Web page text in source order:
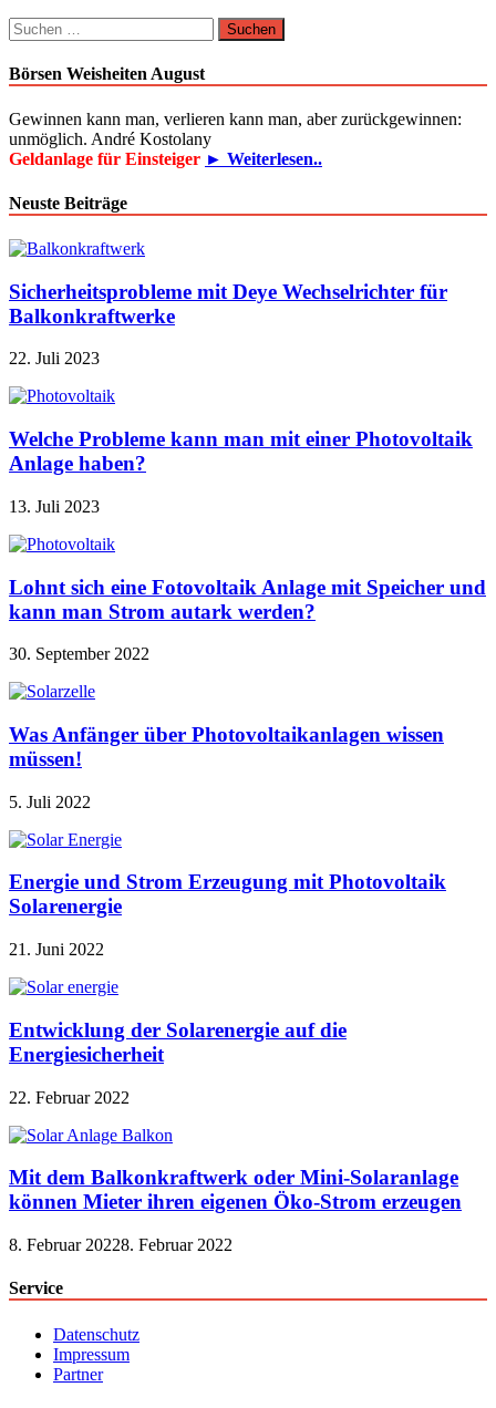
Suchen
nach:
Börsen Weisheiten August
Gewinnen kann man, verlieren kann man, aber zurückgewinnen:
unmöglich. André Kostolany
Geldanlage für Einsteiger ► Weiterlesen..
Neuste Beiträge
Sicherheitsprobleme mit Deye Wechselrichter für
Balkonkraftwerke
22. Juli 2023
Welche Probleme kann man mit einer Photovoltaik
Anlage haben?
13. Juli 2023
Lohnt sich eine Fotovoltaik Anlage mit Speicher und
kann man Strom autark werden?
30. September 2022
Was Anfänger über Photovoltaikanlagen wissen
müssen!
5. Juli 2022
Energie und Strom Erzeugung mit Photovoltaik
Solarenergie
21. Juni 2022
Entwicklung der Solarenergie auf die
Energiesicherheit
22. Februar 2022
Mit dem Balkonkraftwerk oder Mini-Solaranlage
können Mieter ihren eigenen Öko-Strom erzeugen
8. Februar 20228. Februar 2022
Service
Datenschutz
Impressum
Partner